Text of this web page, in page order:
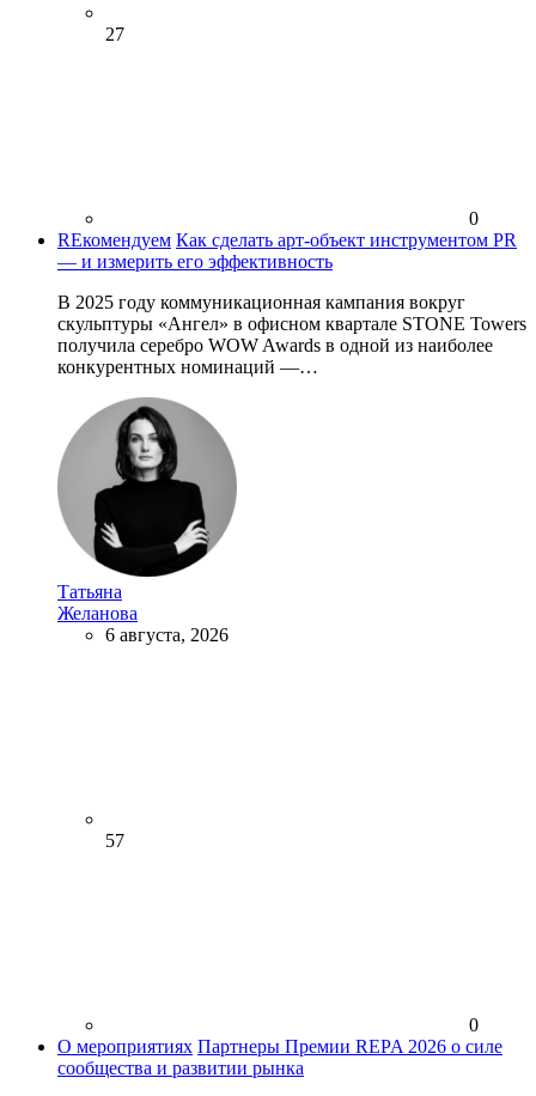
27
0
REкомендуем Как сделать арт-объект инструментом PR
— и измерить его эффективность
В 2025 году коммуникационная кампания вокруг
скульптуры «Ангел» в офисном квартале STONE Towers
получила серебро WOW Awards в одной из наиболее
конкурентных номинаций —…
Татьяна
Желанова
6 августа, 2026
57
0
О мероприятиях Партнеры Премии REPA 2026 о силе
сообщества и развитии рынка